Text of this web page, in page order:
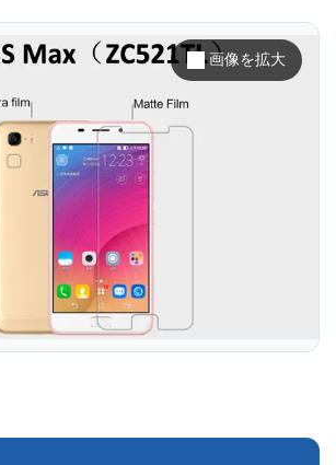
画像を拡大